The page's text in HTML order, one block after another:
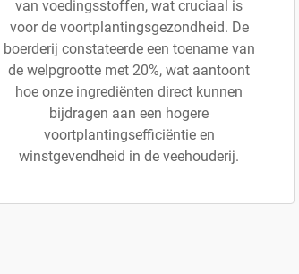
van voedingsstoffen, wat cruciaal is
voor de voortplantingsgezondheid. De
boerderij constateerde een toename van
de welpgrootte met 20%, wat aantoont
hoe onze ingrediënten direct kunnen
bijdragen aan een hogere
voortplantingsefficiëntie en
winstgevendheid in de veehouderij.